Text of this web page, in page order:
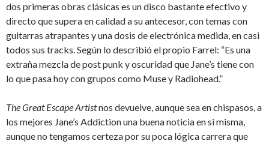
dos primeras obras clásicas es un disco bastante efectivo y
directo que supera en calidad a su antecesor, con temas con
guitarras atrapantes y una dosis de electrónica medida, en casi
todos sus tracks. Según lo describió el propio Farrel: “Es una
extraña mezcla de post punk y oscuridad que Jane’s tiene con
lo que pasa hoy con grupos como Muse y Radiohead.”
The Great Escape Artistnos devuelve, aunque sea en chispasos, a
los mejores Jane’s Addiction una buena noticia en si misma,
aunque no tengamos certeza por su poca lógica carrera que